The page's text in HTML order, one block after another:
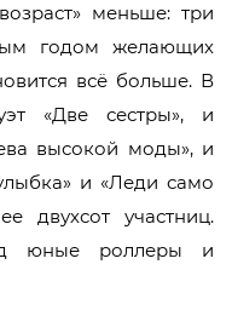
меньше: три
годом желающих
всё больше. В
«Две сестры», и
высокой моды», и
и «Леди само
двухсот участниц.
юные роллеры и